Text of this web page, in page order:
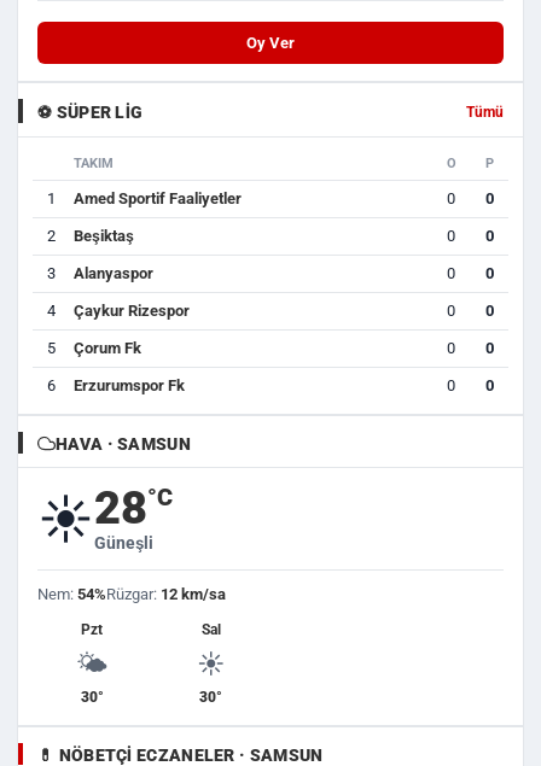
Oy Ver
⚽ SÜPER LIG Tümü
TAKIM O P
1 Amed Sportif Faaliyetler 0 0
2 Beşiktaş 0 0
3 Alanyaspor 0 0
4 Çaykur Rizespor 0 0
5 Çorum Fk 0 0
6 Erzurumspor Fk 0 0
HAVA · SAMSUN
☀️28°C
Güneşli
Nem: 54%Rüzgar: 12 km/sa
Pzt
🌤️
30°
Sal
☀️
30°
💊 NÖBETÇI ECZANELER · SAMSUN